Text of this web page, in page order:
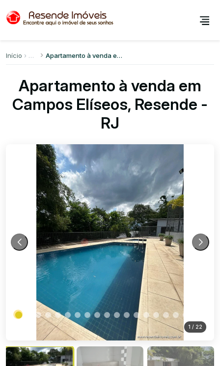
Início Apartamento à venda em Campos Elíseos
Apartamento à venda em
Campos Elíseos, Resende -
RJ
1 / 22